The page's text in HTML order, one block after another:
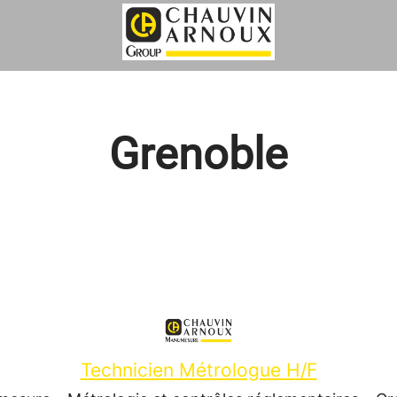
Grenoble
Technicien Métrologue H/F